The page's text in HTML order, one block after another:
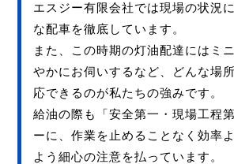
エスジー有限会社では現場の状況
な配車を徹底しています。
また、この時期の灯油配達にはミ
やかにお伺いするなど、どんな場
応できるのが私たちの強みです。
給油の際も「安全第一・現場工程
ーに、作業を止めることなく効率
よう細心の注意を払っています。